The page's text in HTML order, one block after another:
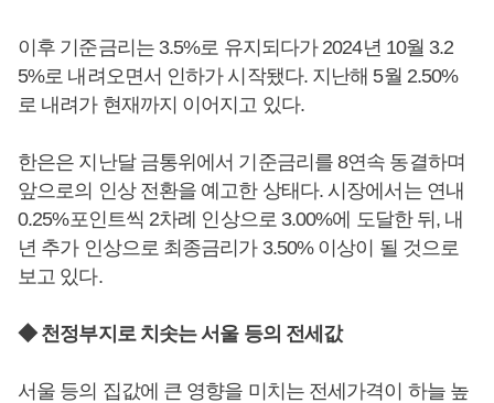
이후 기준금리는 3.5%로 유지되다가 2024년 10월 3.2
5%로 내려오면서 인하가 시작됐다. 지난해 5월 2.50%
로 내려가 현재까지 이어지고 있다.
한은은 지난달 금통위에서 기준금리를 8연속 동결하며
앞으로의 인상 전환을 예고한 상태다. 시장에서는 연내
0.25%포인트씩 2차례 인상으로 3.00%에 도달한 뒤, 내
년 추가 인상으로 최종금리가 3.50% 이상이 될 것으로
보고 있다.
◆ 천정부지로 치솟는 서울 등의 전세값
서울 등의 집값에 큰 영향을 미치는 전세가격이 하늘 높